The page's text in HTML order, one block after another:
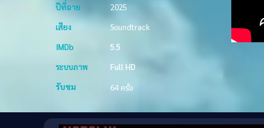
ปีที่ฉาย
2025
เสียง
Soundtrack
IMDb
5.5
ระบบภาพ
Full HD
รับชม
64 ครั้ง